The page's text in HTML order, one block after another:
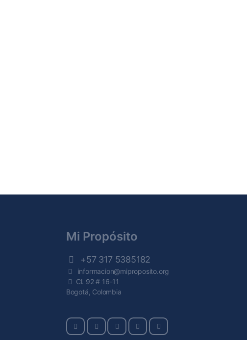
Mi Propósito
+57 317 5385182
informacion@miproposito.org
Cl. 92 # 16-11
Bogotá, Colombia